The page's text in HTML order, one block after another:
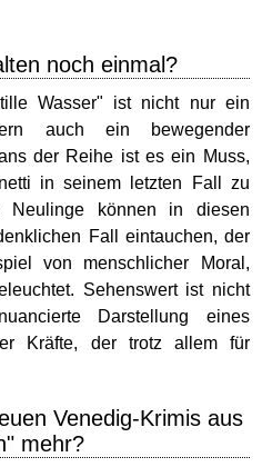
noch einmal?
Wasser" ist nicht nur ein
auch ein bewegender
der Reihe ist es ein Muss,
in seinem letzten Fall zu
Neulinge können in diesen
Fall eintauchen, der
von menschlicher Moral,
Sehenswert ist nicht
Darstellung eines
Kräfte, der trotz allem für
Venedig-Krimis aus
mehr?